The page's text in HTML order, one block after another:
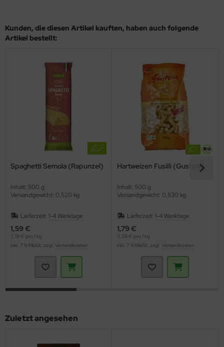
Kunden, die diesen Artikel kauften, haben auch folgende
Artikel bestellt:
Spaghetti Semola (Rapunzel)
Inhalt: 500 g
Versandgewicht: 0,520 kg
Lieferzeit: 1-4 Werktage
1,59 €
3,18 € pro 1 kg
inkl. 7 % MwSt. zzgl. Versandkosten
Hartweizen Fusilli (Gustoni)
Inhalt: 500 g
Versandgewicht: 0,530 kg
Lieferzeit: 1-4 Werktage
1,79 €
3,58 € pro 1 kg
inkl. 7 % MwSt. zzgl. Versandkosten
Zuletzt angesehen